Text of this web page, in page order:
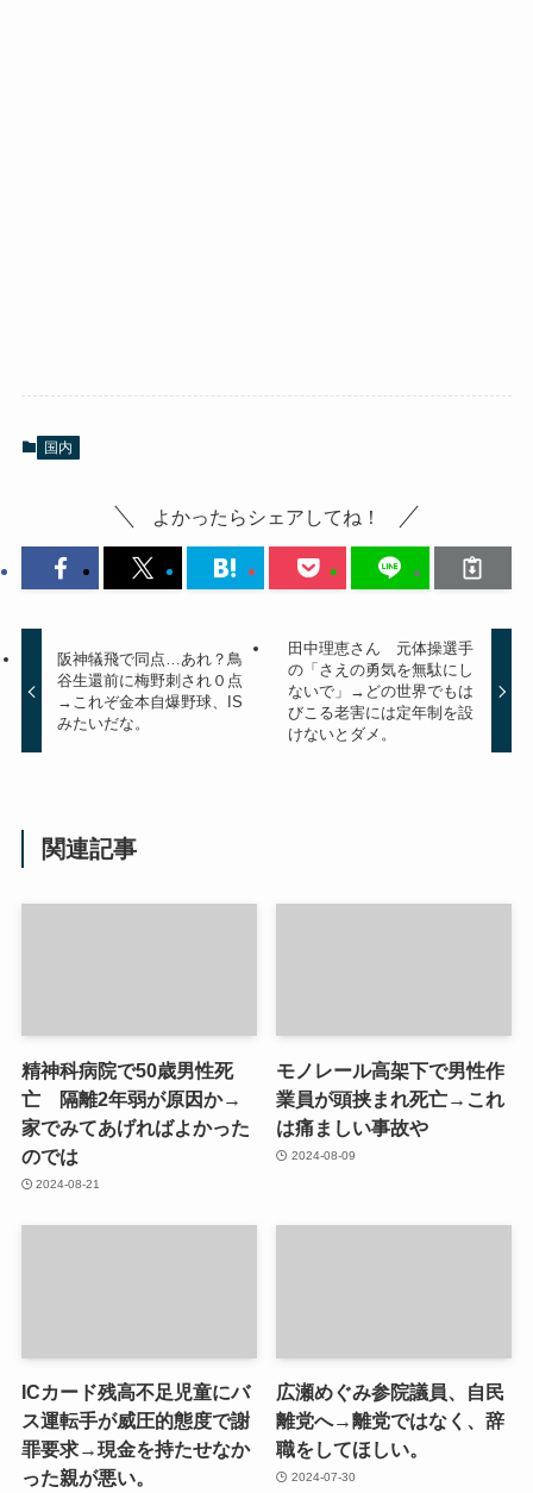
国内
よかったらシェアしてね！
阪神犠飛で同点…あれ？鳥
谷生還前に梅野刺され０点
→これぞ金本自爆野球、IS
みたいだな。
田中理恵さん 元体操選手
の「さえの勇気を無駄にし
ないで」→どの世界でもは
びこる老害には定年制を設
けないとダメ。
関連記事
精神科病院で50歳男性死
亡 隔離2年弱が原因か→
家でみてあげればよかった
のでは
2024-08-21
モノレール高架下で男性作
業員が頭挟まれ死亡→これ
は痛ましい事故や
2024-08-09
ICカード残高不足児童にバ
ス運転手が威圧的態度で謝
罪要求→現金を持たせなか
った親が悪い。
広瀬めぐみ参院議員、自民
離党へ→離党ではなく、辞
職をしてほしい。
2024-07-30